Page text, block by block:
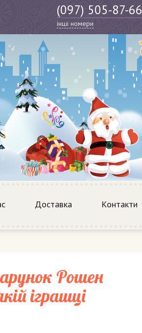
(097) 505-87-66
інші номери
Доставка Контакти
Рошен
іграшці